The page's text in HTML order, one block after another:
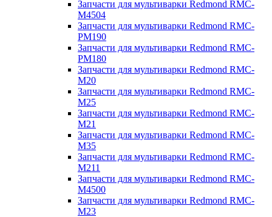
Запчасти для мультиварки Redmond RMC-
M4504
Запчасти для мультиварки Redmond RMC-
PM190
Запчасти для мультиварки Redmond RMC-
PM180
Запчасти для мультиварки Redmond RMC-
M20
Запчасти для мультиварки Redmond RMC-
M25
Запчасти для мультиварки Redmond RMC-
M21
Запчасти для мультиварки Redmond RMC-
M35
Запчасти для мультиварки Redmond RMC-
M211
Запчасти для мультиварки Redmond RMC-
M4500
Запчасти для мультиварки Redmond RMC-
M23